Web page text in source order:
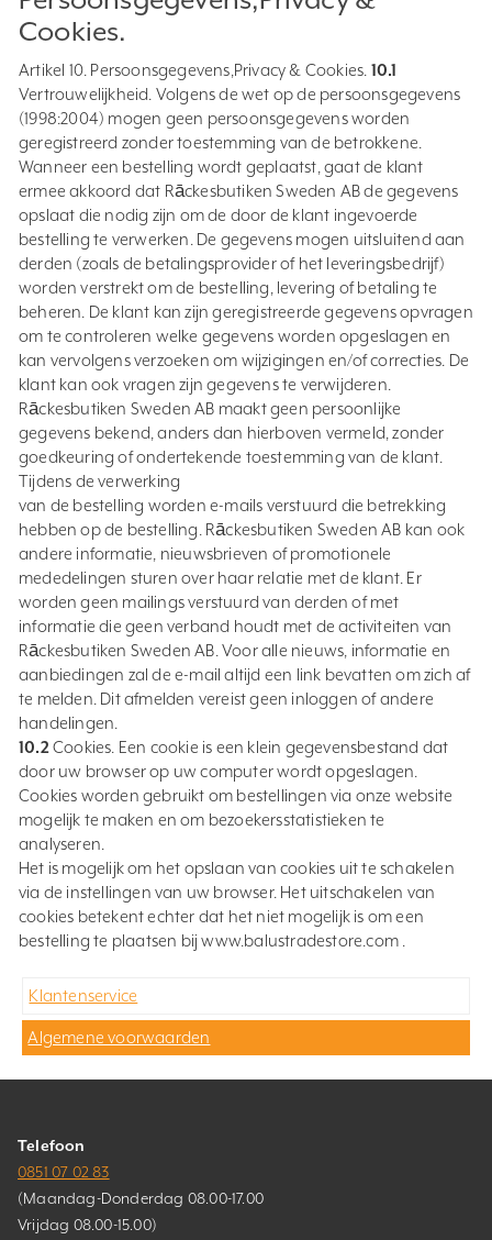
Cookies.
Artikel 10. Persoonsgegevens,Privacy & Cookies. 10.1
Vertrouwelijkheid. Volgens de wet op de persoonsgegevens
(1998:2004) mogen geen persoonsgegevens worden
geregistreerd zonder toestemming van de betrokkene.
Wanneer een bestelling wordt geplaatst, gaat de klant
ermee akkoord dat Rāckesbutiken Sweden AB de gegevens
opslaat die nodig zijn om de door de klant ingevoerde
bestelling te verwerken. De gegevens mogen uitsluitend aan
derden (zoals de betalingsprovider of het leveringsbedrijf)
worden verstrekt om de bestelling, levering of betaling te
beheren. De klant kan zijn geregistreerde gegevens opvragen
om te controleren welke gegevens worden opgeslagen en
kan vervolgens verzoeken om wijzigingen en/of correcties. De
klant kan ook vragen zijn gegevens te verwijderen.
Rāckesbutiken Sweden AB maakt geen persoonlijke
gegevens bekend, anders dan hierboven vermeld, zonder
goedkeuring of ondertekende toestemming van de klant.
Tijdens de verwerking
van de bestelling worden e-mails verstuurd die betrekking
hebben op de bestelling. Rāckesbutiken Sweden AB kan ook
andere informatie, nieuwsbrieven of promotionele
mededelingen sturen over haar relatie met de klant. Er
worden geen mailings verstuurd van derden of met
informatie die geen verband houdt met de activiteiten van
Rāckesbutiken Sweden AB. Voor alle nieuws, informatie en
aanbiedingen zal de e-mail altijd een link bevatten om zich af
te melden. Dit afmelden vereist geen inloggen of andere
handelingen.
10.2 Cookies. Een cookie is een klein gegevensbestand dat
door uw browser op uw computer wordt opgeslagen.
Cookies worden gebruikt om bestellingen via onze website
mogelijk te maken en om bezoekersstatistieken te
analyseren.
Het is mogelijk om het opslaan van cookies uit te schakelen
via de instellingen van uw browser. Het uitschakelen van
cookies betekent echter dat het niet mogelijk is om een
bestelling te plaatsen bij www.balustradestore.com .
Klantenservice
Algemene voorwaarden
Telefoon
0851 07 02 83
(Maandag-Donderdag 08.00-17.00
Vrijdag 08.00-15.00)